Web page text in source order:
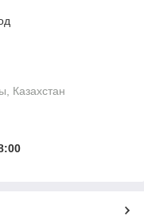
Казахстан